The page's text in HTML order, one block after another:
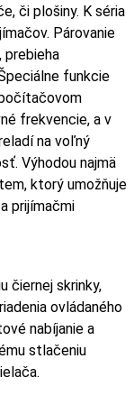
či plošiny. K séria
Párovanie
prebieha
funkcie
frekvencie, a v
na voľný
Výhodou najmä
ktorý umožňuje
prijímačmi
čiernej skrinky,
ovládaného
nabíjanie a
stlačeniu